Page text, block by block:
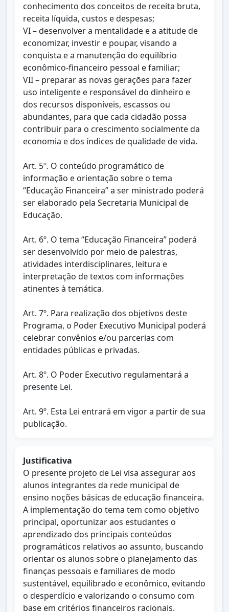
conhecimento dos conceitos de receita bruta,
receita líquida, custos e despesas;
VI – desenvolver a mentalidade e a atitude de
economizar, investir e poupar, visando a
conquista e a manutenção do equilíbrio
econômico-financeiro pessoal e familiar;
VII – preparar as novas gerações para fazer
uso inteligente e responsável do dinheiro e
dos recursos disponíveis, escassos ou
abundantes, para que cada cidadão possa
contribuir para o crescimento socialmente da
economia e dos índices de qualidade de vida.
Art. 5º. O conteúdo programático de
informação e orientação sobre o tema
“Educação Financeira” a ser ministrado poderá
ser elaborado pela Secretaria Municipal de
Educação.
Art. 6º. O tema “Educação Financeira” poderá
ser desenvolvido por meio de palestras,
atividades interdisciplinares, leitura e
interpretação de textos com informações
atinentes à temática.
Art. 7º. Para realização dos objetivos deste
Programa, o Poder Executivo Municipal poderá
celebrar convênios e/ou parcerias com
entidades públicas e privadas.
Art. 8º. O Poder Executivo regulamentará a
presente Lei.
Art. 9º. Esta Lei entrará em vigor a partir de sua
publicação.
Justificativa
O presente projeto de Lei visa assegurar aos
alunos integrantes da rede municipal de
ensino noções básicas de educação financeira.
A implementação do tema tem como objetivo
principal, oportunizar aos estudantes o
aprendizado dos principais conteúdos
programáticos relativos ao assunto, buscando
orientar os alunos sobre o planejamento das
finanças pessoais e familiares de modo
sustentável, equilibrado e econômico, evitando
o desperdício e valorizando o consumo com
base em critérios financeiros racionais.